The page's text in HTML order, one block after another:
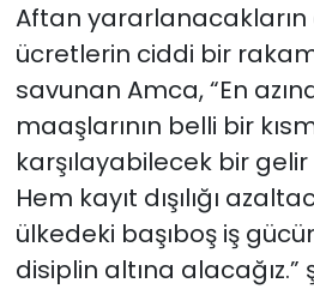
Aftan
ücretlerin ciddi bir
savunan Amca, “En
maaşlarının belli bir
karşılayabilecek bir
Hem kayıt dışılığı
ülkedeki başıboş iş
disiplin altına